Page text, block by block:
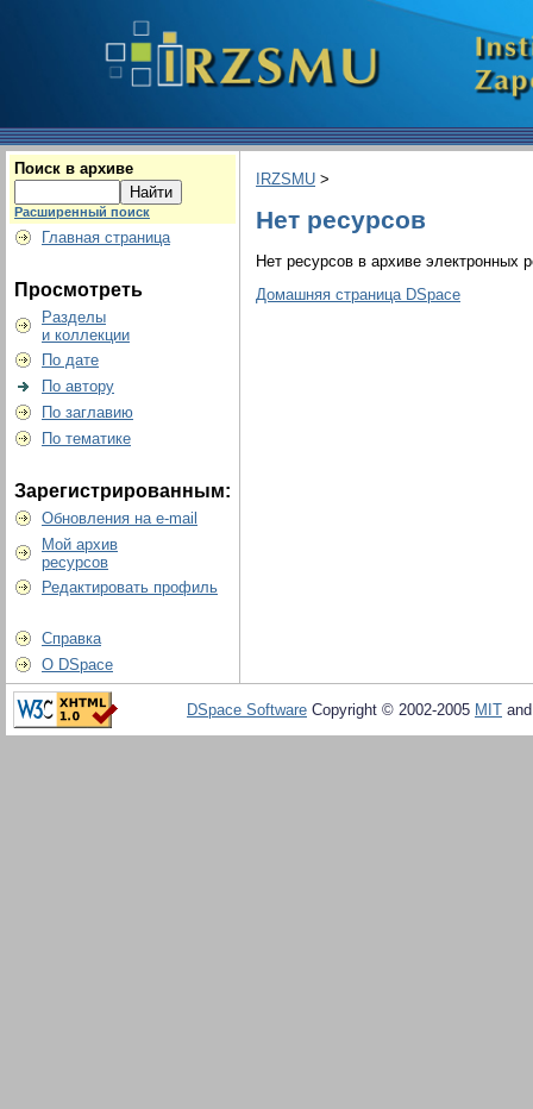
Поиск в архиве
Расширенный поиск
Главная страница
Просмотреть
Разделы
и коллекции
По дате
По автору
По заглавию
По тематике
Зарегистрированным:
Обновления на e-mail
Мой архив
ресурсов
Редактировать профиль
Справка
О DSpace
IRZSMU >
Нет ресурсов
Нет ресурсов в архиве электронных
Домашняя страница DSpace
DSpace Software Copyright © 2002-2005 MIT